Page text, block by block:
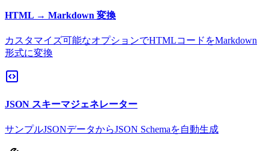
HTML → Markdown 変換
カスタマイズ可能なオプションでHTMLコードをMarkdown
形式に変換
JSON スキーマジェネレーター
サンプルJSONデータからJSON Schemaを自動生成